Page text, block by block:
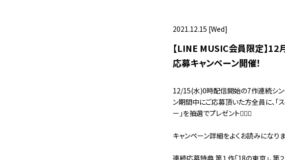
2021.12.15 [Wed]
【LINE MUSIC会員限定】12
応募キャンペーン開催！
12/15(水)0時配信開始の7作連続シン
ン期間中にご応募頂いた方全員に、「
ー」を抽選でプレゼント🙋‍♀️✨
キャンペーン詳細をよくお読みになり
連続応募特典 第１作「18の東京」、第